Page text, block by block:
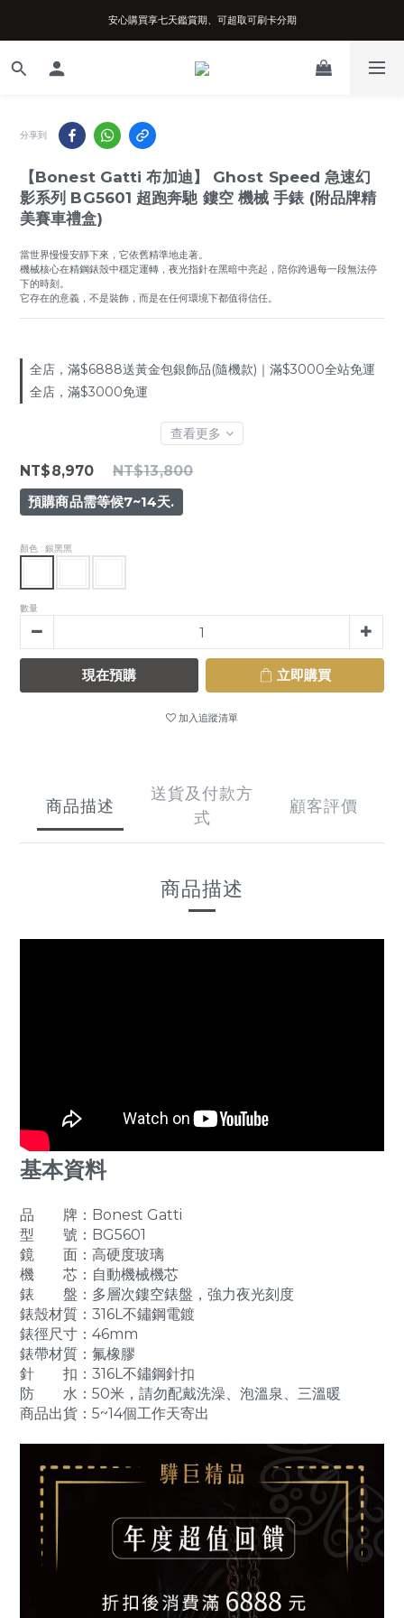
台南實體店面、兩年機芯保固、開立發票
安心購買享七天鑑賞期、可超取可刷卡分期
分享到
【Bonest Gatti 布加迪】 Ghost Speed 急速幻
影系列 BG5601 超跑奔馳 鏤空 機械 手錶 (附品牌精
美賽車禮盒)
當世界慢慢安靜下來，它依舊精準地走著。
機械核心在精鋼錶殼中穩定運轉，夜光指針在黑暗中亮起，陪你跨過每一段無法停
下的時刻。
它存在的意義，不是裝飾，而是在任何環境下都值得信任。
全店，滿$6888送黃金包銀飾品(隨機款)｜滿$3000全站免運
全店，滿$3000免運
查看更多
NT$8,970
NT$13,800
預購商品需等候7~14天.
顏色 : 銀黑黑
數量
現在預購 立即購買
加入追蹤清單
商品描述
送貨及付款方
式
顧客評價
商品描述
基本資料
品 牌：Bonest Gatti
型 號：BG5601
鏡 面：高硬度玻璃
機 芯：自動機械機芯
錶 盤：多層次鏤空錶盤，強力夜光刻度
錶殼材質：316L不鏽鋼電鍍
錶徑尺寸：46mm
錶帶材質：氟橡膠
針 扣：316L不鏽鋼針扣
防 水：50米，請勿配戴洗澡、泡溫泉、三溫暖
商品出貨：5~14個工作天寄出